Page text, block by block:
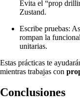
Evita el “prop
Zustand.
Escribe pruebas:
rompan la
unitarias.
Estas prácticas te
mientras trabajas con
Conclusiones